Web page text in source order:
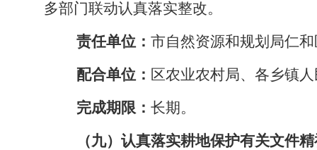
多部门联动认真落实整改。
责任单位： 市自然资源和规划局仁
配合单位： 区农业农村局、各乡镇
完成期限： 长期。
（九）认真落实耕地保护有关文件